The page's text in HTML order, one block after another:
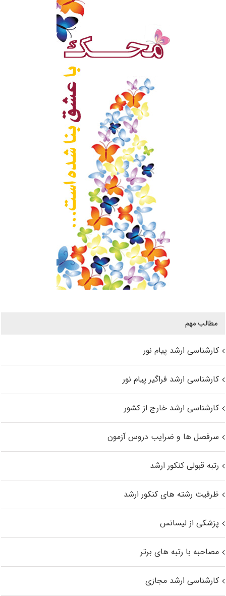
مطالب مهم
کارشناسی ارشد پیام نور
کارشناسی ارشد فراگیر پیام نور
کارشناسی ارشد خارج از کشور
سرفصل ها و ضرایب دروس آزمون
رتبه قبولی کنکور ارشد
ظرفیت رشته های کنکور ارشد
پزشکی از لیسانس
مصاحبه با رتبه های برتر
کارشناسی ارشد مجازی